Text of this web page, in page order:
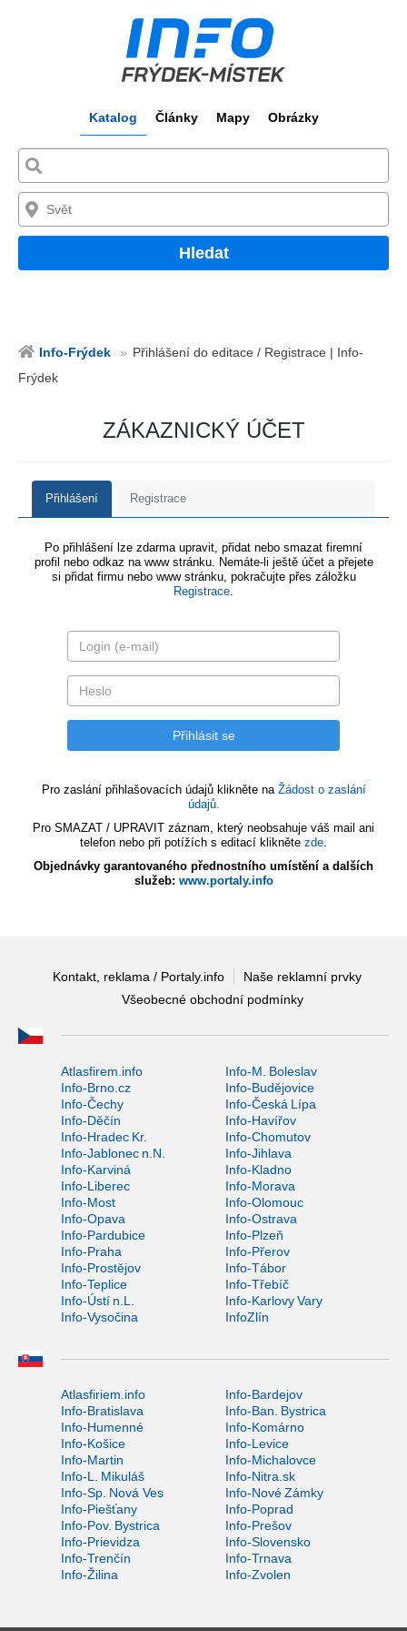
Katalog Články Mapy Obrázky
Hledat
Info-Frýdek
Přihlášení do editace / Registrace | Info-
Frýdek
ZÁKAZNICKÝ ÚČET
Přihlášení Registrace
Po přihlášení lze zdarma upravit, přidat nebo smazat firemní
profil nebo odkaz na www stránku. Nemáte-li ještě účet a přejete
si přidat firmu nebo www stránku, pokračujte přes záložku
Registrace.
Pro zaslání přihlašovacích údajů klikněte na Žádost o zaslání
údajů.
Pro SMAZAT / UPRAVIT záznam, který neobsahuje váš mail ani
telefon nebo při potížích s editací klikněte zde.
Objednávky garantovaného přednostního umístění a dalších
služeb: www.portaly.info
Kontakt, reklama / Portaly.info
Naše reklamní prvky
Všeobecné obchodní podmínky
Atlasfirem.info
Info-M. Boleslav
Info-Brno.cz
Info-Budějovice
Info-Čechy
Info-Česká Lípa
Info-Děčín
Info-Havířov
Info-Hradec Kr.
Info-Chomutov
Info-Jablonec n.N.
Info-Jihlava
Info-Karviná
Info-Kladno
Info-Liberec
Info-Morava
Info-Most
Info-Olomouc
Info-Opava
Info-Ostrava
Info-Pardubice
Info-Plzeň
Info-Praha
Info-Přerov
Info-Prostějov
Info-Tábor
Info-Teplice
Info-Třebíč
Info-Ústí n.L.
Info-Karlovy Vary
Info-Vysočina
InfoZlín
Atlasfiriem.info
Info-Bardejov
Info-Bratislava
Info-Ban. Bystrica
Info-Humenné
Info-Komárno
Info-Košice
Info-Levice
Info-Martin
Info-Michalovce
Info-L. Mikuláš
Info-Nitra.sk
Info-Sp. Nová Ves
Info-Nové Zámky
Info-Piešťany
Info-Poprad
Info-Pov. Bystrica
Info-Prešov
Info-Prievidza
Info-Slovensko
Info-Trenčín
Info-Trnava
Info-Žilina
Info-Zvolen